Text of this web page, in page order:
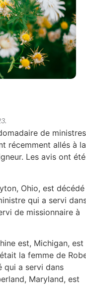
de
récemment allés à la
Les avis ont été
Ohio, est
qui a servi
de missionnaire à
est, Michigan, est
la femme de
qui a servi dans
Maryland, est